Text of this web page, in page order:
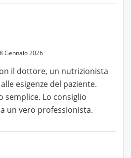
Gennaio 2026
il dottore, un nutrizionista
esigenze del paziente.
semplice. Lo consiglio
un vero professionista.